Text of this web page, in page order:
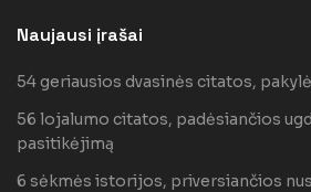
Naujausi įrašai
54 geriausios dvasinės citatos,
56 lojalumo citatos, padėsiančios
pasitikėjimą
6 sėkmės istorijos, priversiančios